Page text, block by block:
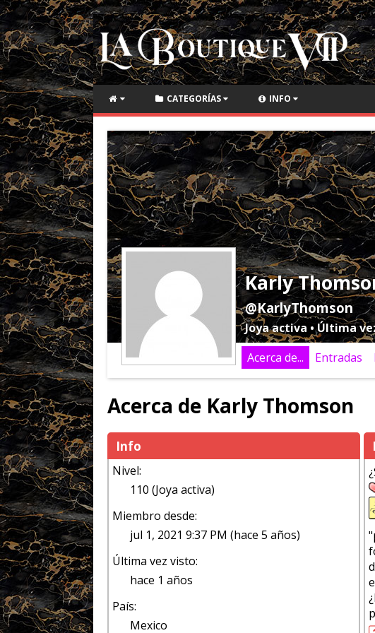
CATEGORÍAS INFO
Karly
@KarlyThomson
Joya activa • Última
Acerca de...
Entradas
Acerca de Karly Thomson
Info
Nivel:
110 (Joya activa)
Miembro desde:
jul 1, 2021 9:37 PM (hace 5 años)
Última vez visto:
hace 1 años
País:
Mexico